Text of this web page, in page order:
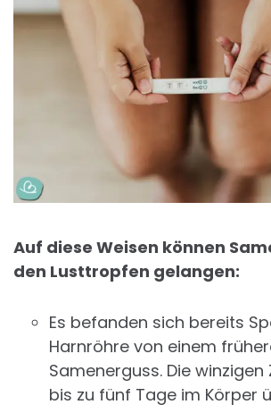
Auf diese Weisen können
den Lusttropfen gelangen:
Es befanden sich bereits
Harnröhre von einem
Samenerguss. Die winzigen
bis zu fünf Tage im Körper